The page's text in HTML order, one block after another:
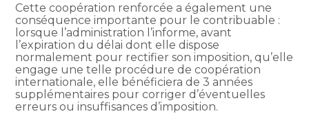
Cette coopération renforcée a également une
conséquence importante pour le contribuable :
lorsque l’administration l’informe, avant
l’expiration du délai dont elle dispose
normalement pour rectifier son imposition, qu’elle
engage une telle procédure de coopération
internationale, elle bénéficiera de 3 années
supplémentaires pour corriger d’éventuelles
erreurs ou insuffisances d’imposition.